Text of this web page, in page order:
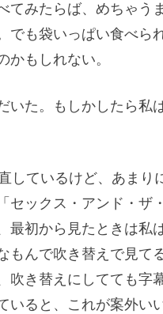
てみたらば、めちゃう
でも袋いっぱい食べら
もしれない。
いた。もしかしたら私
しているけど、あまり
セックス・アンド・ザ
最初から見たときは私
もんで吹き替えで見て
き替えにしてても字
いると、これが案外い